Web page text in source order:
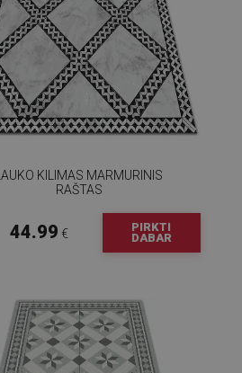
LAUKO KILIMAS MARMURINIS
RAŠTAS
44.99 €
PIRKTI
DABAR